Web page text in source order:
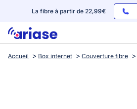
La fibre à partir de 22,99€
Box internet
Accueil Box internet Couverture fibre